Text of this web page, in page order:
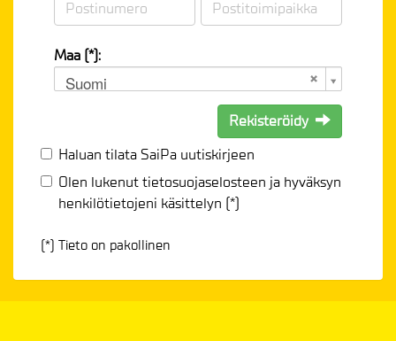
Maa (*):
Suomi
Rekisteröidy
Haluan tilata SaiPa uutiskirjeen
Olen lukenuttietosuojaselosteen ja hyväksyn
henkilötietojeni käsittelyn (*)
(*) Tieto on pakollinen